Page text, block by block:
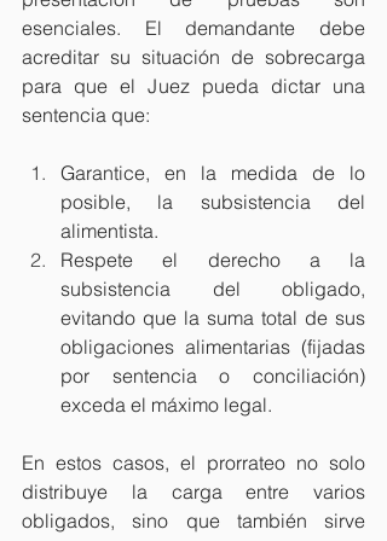
esenciales. El demandante debe
acreditar su situación de sobrecarga
para que el Juez pueda dictar una
sentencia que:
Garantice, en la medida de lo
posible, la subsistencia del
alimentista.
Respete el derecho a la
subsistencia del obligado,
evitando que la suma total de sus
obligaciones alimentarias (fijadas
por sentencia o conciliación)
exceda el máximo legal.
En estos casos, el prorrateo no solo
distribuye la carga entre varios
obligados, sino que también sirve